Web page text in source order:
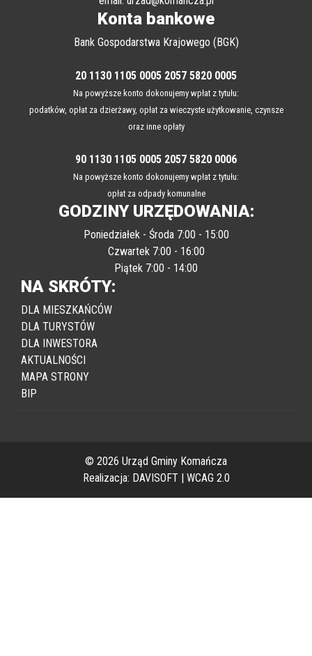
email: urzad@komancza.pl
Konta bankowe
Bank Gospodarstwa Krajowego (BGK)
20 1130 1105 0005 2057 5820 0005
Na powyższe konto dokonujemy wpłat z tytułu:
podatków, opłat za dzierżawy, opłat za wieczyste użytkowanie, czynsze
oraz inne opłaty
90 1130 1105 0005 2057 5820 0006
Na powyższe konto dokonujemy wpłat z tytułu:
opłat za odpady komunalne
GODZINY URZĘDOWANIA:
Poniedziałek - Środa 7:00 - 15:00
Czwartek 7:00 - 16:00
Piątek 7:00 - 14:00
NA SKRÓTY:
DLA MIESZKAŃCÓW
DLA TURYSTÓW
DLA INWESTORA
AKTUALNOŚCI
MAPA STRONY
BIP
© 2026 Urząd Gminy Komańcza
Realizacja: DAVISOFT | WCAG 2.0